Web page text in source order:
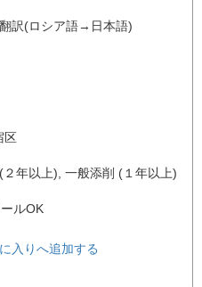
翻訳(ロシア語→日本語)
区
年以上), 一般添削 (１年以上)
ルOK
入りへ追加する